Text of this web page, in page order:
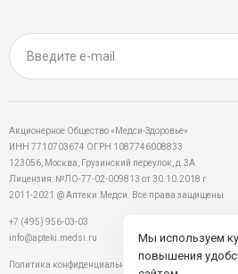
Акционерное Общество «Медси-Здоровье»
ИНН 7710703674 ОГРН 1087746008833
123056, Москва, Грузинский переулок, д.3А
Лицензия: №ЛО-77-02-009813 от 30.10.2018 г
2011-2021 @ Аптеки.Медси. Все права защищены
+7 (495) 956-03-03
info@apteki.medsi.ru
Политика конфиденциальности
Мы используем
повышения